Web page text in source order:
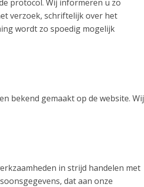
protocol. Wij informeren u zo
verzoek, schriftelijk over het
wordt zo spoedig mogelijk
bekend gemaakt op de website. Wij
in strijd handelen met
dat aan onze